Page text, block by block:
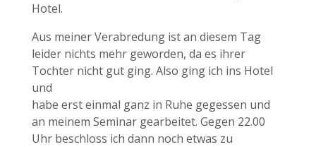
Hotel.
Aus meiner Verabredung ist an diesem Tag
leider nichts mehr geworden, da es ihrer
Tochter nicht gut ging. Also ging ich ins Hotel
und
habe erst einmal ganz in Ruhe gegessen und
an meinem Seminar gearbeitet. Gegen 22.00
Uhr beschloss ich dann noch etwas zu